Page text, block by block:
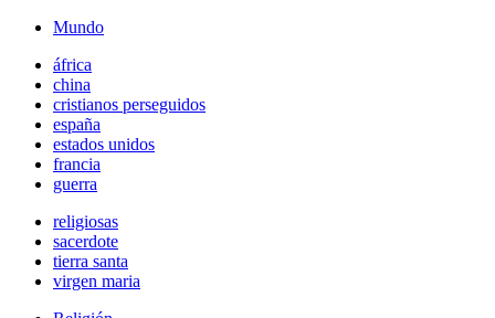
Mundo
áfrica
china
cristianos perseguidos
españa
estados unidos
francia
guerra
religiosas
sacerdote
tierra santa
virgen maria